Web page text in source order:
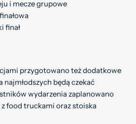
i mecze grupowe
finał
przygotowano też dodatkowe
będą czekać
wydarzenia zaplanowano
food truckami oraz stoiska